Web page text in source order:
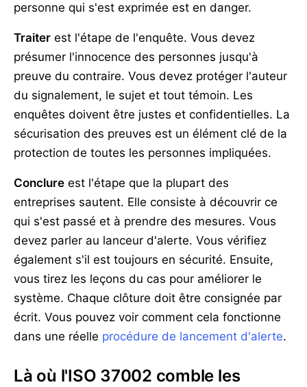
personne qui s'est exprimée est en danger.
Traiter est l'étape de l'enquête. Vous devez
présumer l'innocence des personnes jusqu'à
preuve du contraire. Vous devez protéger l'auteur
du signalement, le sujet et tout témoin. Les
enquêtes doivent être justes et confidentielles. La
sécurisation des preuves est un élément clé de la
protection de toutes les personnes impliquées.
Conclure est l'étape que la plupart des
entreprises sautent. Elle consiste à découvrir ce
qui s'est passé et à prendre des mesures. Vous
devez parler au lanceur d'alerte. Vous vérifiez
également s'il est toujours en sécurité. Ensuite,
vous tirez les leçons du cas pour améliorer le
système. Chaque clôture doit être consignée par
écrit. Vous pouvez voir comment cela fonctionne
dans une réelle procédure de lancement d'alerte.
Là où l'ISO 37002 comble les